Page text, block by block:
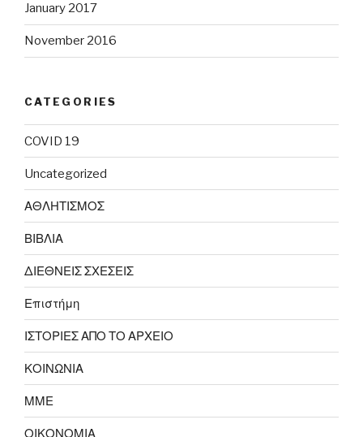
January 2017
November 2016
CATEGORIES
COVID 19
Uncategorized
ΑΘΛΗΤΙΣΜΟΣ
ΒΙΒΛΙΑ
ΔΙΕΘΝΕΙΣ ΣΧΕΣΕΙΣ
Επιστήμη
ΙΣΤΟΡΙΕΣ ΑΠΟ ΤΟ ΑΡΧΕΙΟ
ΚΟΙΝΩΝΙΑ
ΜΜΕ
ΟΙΚΟΝΟΜΙΑ